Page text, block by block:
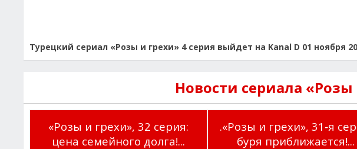
Турецкий сериал «Розы и грехи» 4 серия выйдет на Kanal D 01 ноября
Новости сериала «Розы
«Розы и грехи», 32 серия:
цена семейного долга!...
.«Розы и грехи», 31‑я
буря приближается!...